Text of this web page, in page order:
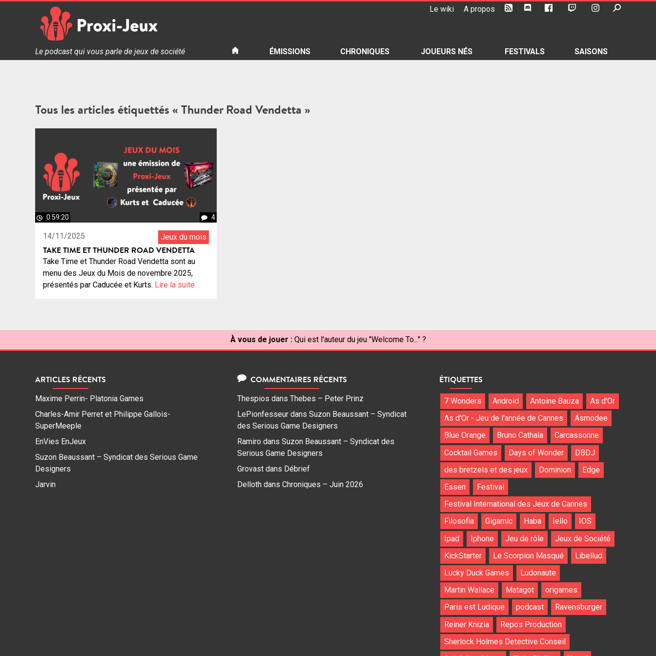
Le wiki A propos
Proxi Jeux - Le podcast qui vous parle de jeux de société
Le podcast qui vous parle de jeux de société ÉMISSIONS CHRONIQUES JOUEURS NÉS FESTIVALS SAISONS
Tous les articles étiquettés « Thunder Road Vendetta »
0:59:20 4
14/11/2025 Jeux du mois
TAKE TIME ET THUNDER ROAD VENDETTA
Take Time et Thunder Road Vendetta sont au
menu des Jeux du Mois de novembre 2025,
présentés par Caducée et Kurts. Lire la suite
À vous de jouer : Qui est l'auteur du jeu "Welcome To..." ?
ARTICLES RÉCENTS
Maxime Perrin- Platonia Games
Charles-Amir Perret et Philippe Gallois-
SuperMeeple
EnVies EnJeux
Suzon Beaussant – Syndicat des Serious Game
Designers
Jarvin
COMMENTAIRES RÉCENTS
Thespios dans Thebes – Peter Prinz
LePionfesseur dans Suzon Beaussant – Syndicat
des Serious Game Designers
Ramiro dans Suzon Beaussant – Syndicat des
Serious Game Designers
Grovast dans Débrief
Delloth dans Chroniques – Juin 2026
ÉTIQUETTES
7 Wonders Android Antoine Bauza
As d'Or
As d'Or - Jeu de l'année de Cannes
Asmodee
Blue Orange
Bruno Cathala
Carcassonne
Cocktail Games
Days of Wonder
DBDJ
des bretzels et des jeux
Dominion
Edge
Essen
Festival
Festival International des Jeux de Cannes
Filosofia
Gigamic Haba Iello
IOS
Ipad
Iphone Jeu de rôle
Jeux de Société
KickStarter
Le Scorpion Masqué
Libellud
Lucky Duck Games
Ludonaute
Martin Wallace
Matagot
origames
Paris est Ludique
podcast
Ravensburger
Reiner Knizia
Repos Production
Sherlock Holmes Detective Conseil